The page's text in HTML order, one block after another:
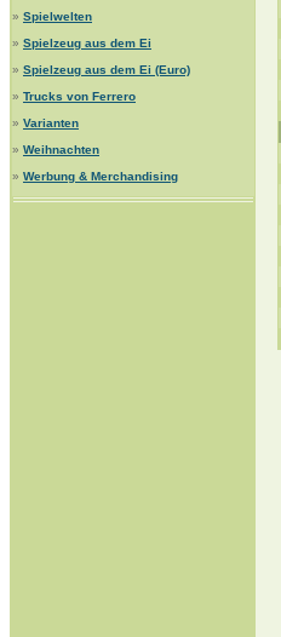
» Spielwelten
» Spielzeug aus dem Ei
» Spielzeug aus dem Ei (Euro)
» Trucks von Ferrero
» Varianten
» Weihnachten
» Werbung & Merchandising